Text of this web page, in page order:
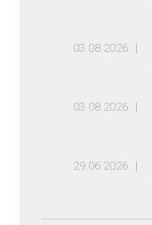
03.08.2026
03.08.2026
29.06.2026